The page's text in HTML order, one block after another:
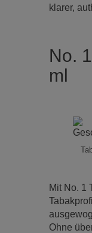
klarer,
No.
ml
Mit No. 1
Ohne